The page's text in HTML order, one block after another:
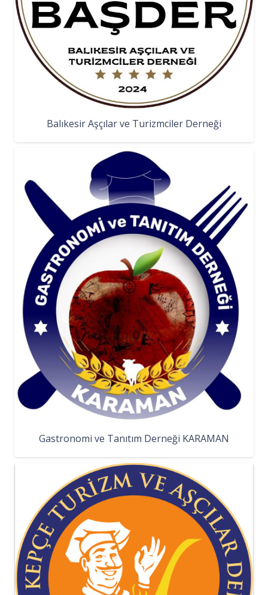
Balıkesir Aşçılar ve Turizmciler Derneği
Gastronomi ve Tanıtım Derneği KARAMAN